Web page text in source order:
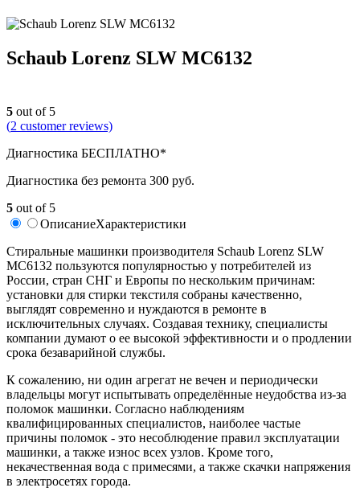
Schaub Lorenz SLW MC6132
5 out of 5
(2 customer reviews)
Диагностика БЕСПЛАТНО*
Диагностика без ремонта 300 руб.
5 out of 5
ОписаниеХарактеристики
Стиральные машинки производителя Schaub Lorenz SLW
MC6132 пользуются популярностью у потребителей из
России, стран СНГ и Европы по нескольким причинам:
установки для стирки текстиля собраны качественно,
выглядят современно и нуждаются в ремонте в
исключительных случаях. Создавая технику, специалисты
компании думают о ее высокой эффективности и о продлении
срока безаварийной службы.
К сожалению, ни один агрегат не вечен и периодически
владельцы могут испытывать определённые неудобства из-за
поломок машинки. Согласно наблюдениям
квалифицированных специалистов, наиболее частые
причины поломок - это несоблюдение правил эксплуатации
машинки, а также износ всех узлов. Кроме того,
некачественная вода с примесями, а также скачки напряжения
в электросетях города.